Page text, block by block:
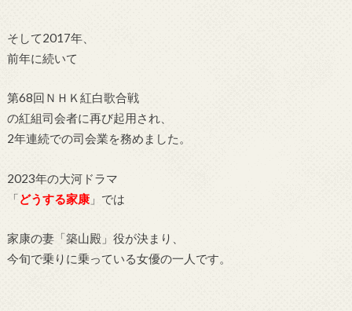
そして2017年、
前年に続いて
第68回ＮＨＫ紅白歌合戦
の紅組司会者に再び起用され、
2年連続での司会業を務めました。
2023年の大河ドラマ
「どうする家康」では
家康の妻「築山殿」役が決まり、
今旬で乗りに乗っている女優の一人です。